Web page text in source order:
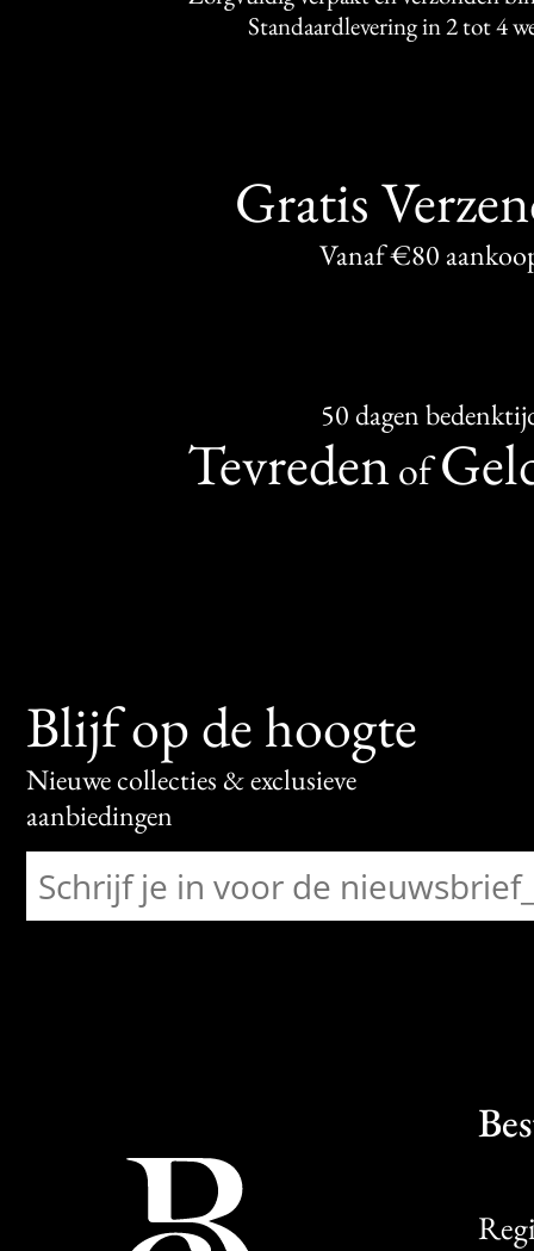
Standaardlevering in 2 tot 4
Gratis
Vanaf €80
50 dagen
Tevredenof
Blijf op de hoogte
Nieuwe collecties & exclusieve
aanbiedingen